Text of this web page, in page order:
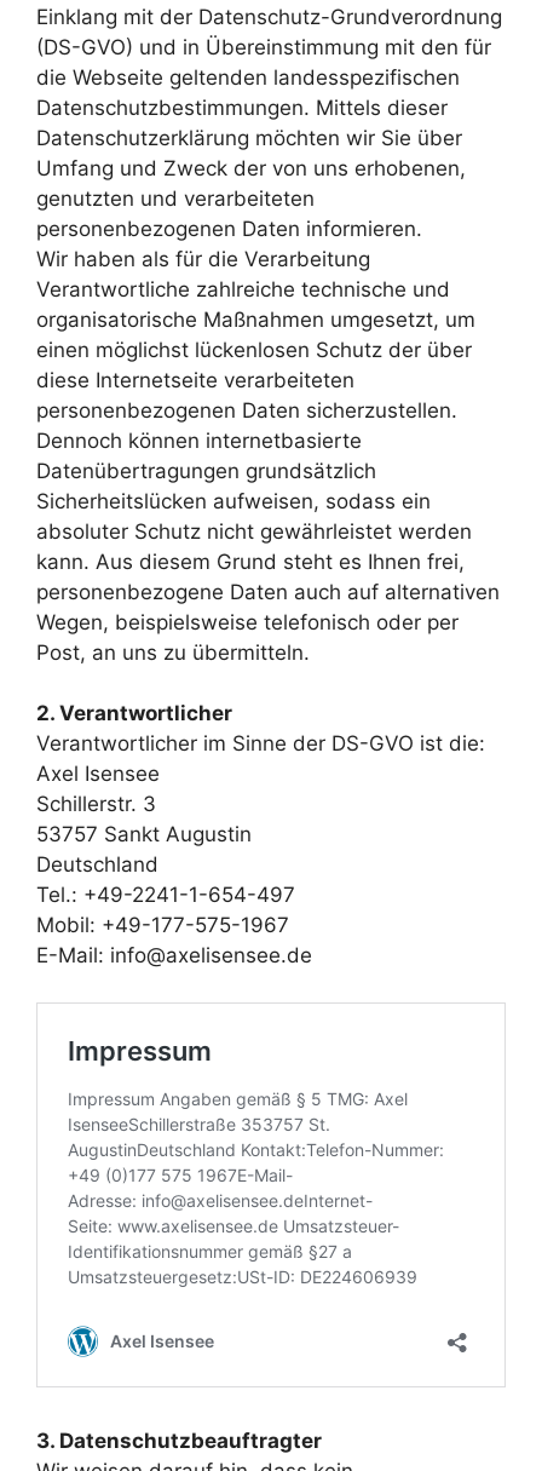
Einklang mit der Datenschutz-Grundverordnung
(DS-GVO) und in Übereinstimmung mit den für
die Webseite geltenden landesspezifischen
Datenschutzbestimmungen. Mittels dieser
Datenschutzerklärung möchten wir Sie über
Umfang und Zweck der von uns erhobenen,
genutzten und verarbeiteten
personenbezogenen Daten informieren.
Wir haben als für die Verarbeitung
Verantwortliche zahlreiche technische und
organisatorische Maßnahmen umgesetzt, um
einen möglichst lückenlosen Schutz der über
diese Internetseite verarbeiteten
personenbezogenen Daten sicherzustellen.
Dennoch können internetbasierte
Datenübertragungen grundsätzlich
Sicherheitslücken aufweisen, sodass ein
absoluter Schutz nicht gewährleistet werden
kann. Aus diesem Grund steht es Ihnen frei,
personenbezogene Daten auch auf alternativen
Wegen, beispielsweise telefonisch oder per
Post, an uns zu übermitteln.
2. Verantwortlicher
Verantwortlicher im Sinne der DS-GVO ist die:
Axel Isensee
Schillerstr. 3
53757 Sankt Augustin
Deutschland
Tel.: +49-2241-1-654-497
Mobil: +49-177-575-1967
E-Mail: info@axelisensee.de
3. Datenschutzbeauftragter